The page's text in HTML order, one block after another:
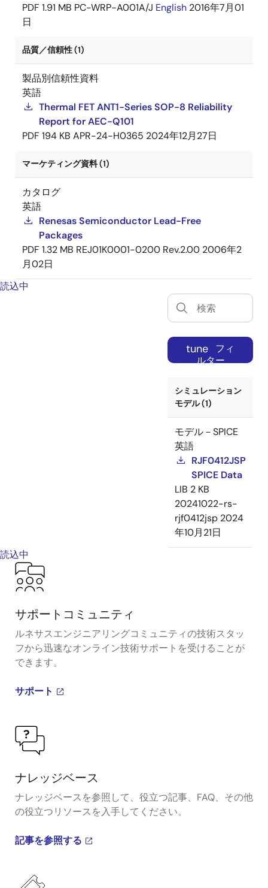
PDF 1.91 MB PC-WRP-A001A/J English 2016年7月01
日
品質／信頼性 (1)
製品別信頼性資料
英語
Thermal FET ANT1-Series SOP-8 Reliability
Report for AEC-Q101
PDF 194 KB APR-24-H0365 2024年12月27日
マーケティング資料 (1)
カタログ
英語
Renesas Semiconductor Lead-Free
Packages
PDF 1.32 MB REJ01K0001-0200 Rev.2.00 2006年2
月02日
読込中
tune
フィ
ルター
シミュレーション
モデル (1)
モデル－SPICE
英語
RJF0412JSP
SPICE Data
LIB 2 KB
20241022-rs-
rjf0412jsp 2024
年10月21日
読込中
サポートコミュニティ
ルネサスエンジニアリングコミュニティの技術スタッ
フから迅速なオンライン技術サポートを受けることが
できます。
サポート
ナレッジベース
ナレッジベースを参照して、役立つ記事、FAQ、その他
の役立つリソースを入手してください。
記事を参照する